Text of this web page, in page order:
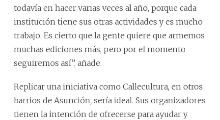
todavía en hacer varias veces al año, porque cada
institución tiene sus otras actividades y es mucho
trabajo. Es cierto que la gente quiere que armemos
muchas ediciones más, pero por el momento
seguiremos así”, añade.
Replicar una iniciativa como Callecultura, en otros
barrios de Asunción, sería ideal. Sus organizadores
tienen la intención de ofrecerse para ayudar y